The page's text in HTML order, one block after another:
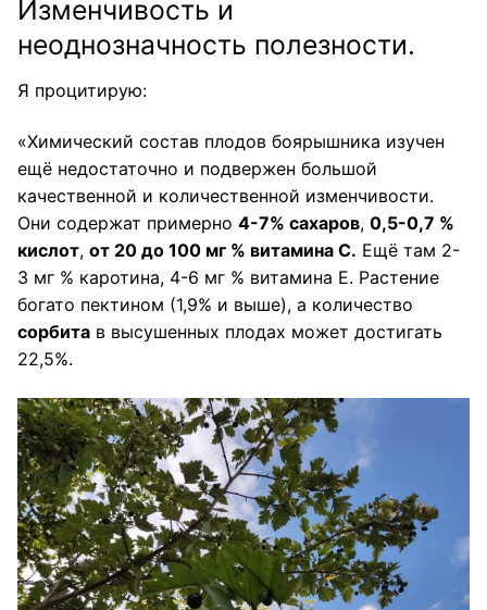
Изменчивость и
неоднозначность полезности.
Я процитирую:
«Химический состав плодов боярышника изучен
ещё недостаточно и подвержен большой
качественной и количественной изменчивости.
Они содержат примерно 4-7% сахаров, 0,5-0,7 %
кислот, от 20 до 100 мг % витамина С. Ещё там 2-
3 мг % каротина, 4-6 мг % витамина Е. Растение
богато пектином (1,9% и выше), а количество
сорбита в высушенных плодах может достигать
22,5%.